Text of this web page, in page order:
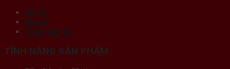
Mô tả
Brand
Đánh giá (0)
TÍNH NĂNG SẢN PHẨM